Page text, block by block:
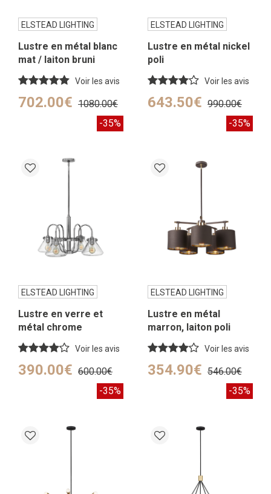
ELSTEAD LIGHTING
Lustre en métal blanc
mat / laiton bruni
Voir les avis
702.00€ 1080.00€
-35%
ELSTEAD LIGHTING
Lustre en métal nickel
poli
Voir les avis
643.50€ 990.00€
-35%
ELSTEAD LIGHTING
Lustre en verre et
métal chrome
Voir les avis
390.00€ 600.00€
-35%
ELSTEAD LIGHTING
Lustre en métal
marron, laiton poli
Voir les avis
354.90€ 546.00€
-35%